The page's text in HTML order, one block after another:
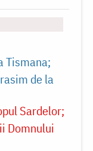
Tismana
de la
Sardelor
Domnului